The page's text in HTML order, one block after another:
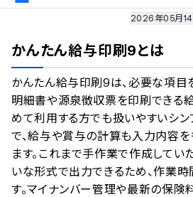
2026年05月
のサービス情報
のサ
情報更新者：人事DX最強ナビ編集部
かんたん給与印刷9とは
かんたん給与印刷9は、必要な項目
明細書や源泉徴収票を印刷できる給
めて利用する方でも扱いやすいシ
で、給与や賞与の計算も入力内容
ます。これまで手作業で作成してい
いな形式で出力できるため、作業
す。マイナンバー管理や最新の保険